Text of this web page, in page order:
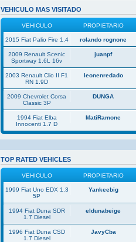
VEHICULO MAS VISITADO
VEHICULO PROPIETARIO
2015 Fiat Palio Fire 1.4 rolando rognone
2009 Renault Scenic
Sportway 1.6L 16v
juanpf
2003 Renault Clio II F1
RN 1.9D
leonenredado
2009 Chevrolet Corsa
Classic 3P
DUNGA
1994 Fiat Elba
Innocenti 1.7 D
MatiRamone
TOP RATED VEHICLES
VEHICULO PROPIETARIO
1999 Fiat Uno EDX 1.3
5P
Yankeebig
1994 Fiat Duna SDR
1.7 Diesel
eldunabeige
1996 Fiat Duna CSD
1.7 Diesel
JavyCba